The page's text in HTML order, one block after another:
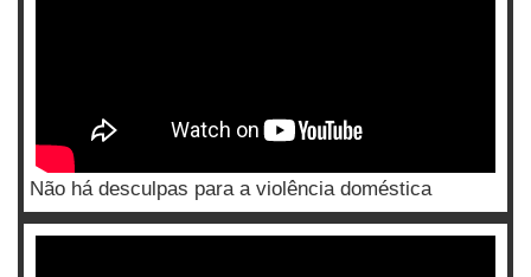
Não há desculpas para a violência doméstica